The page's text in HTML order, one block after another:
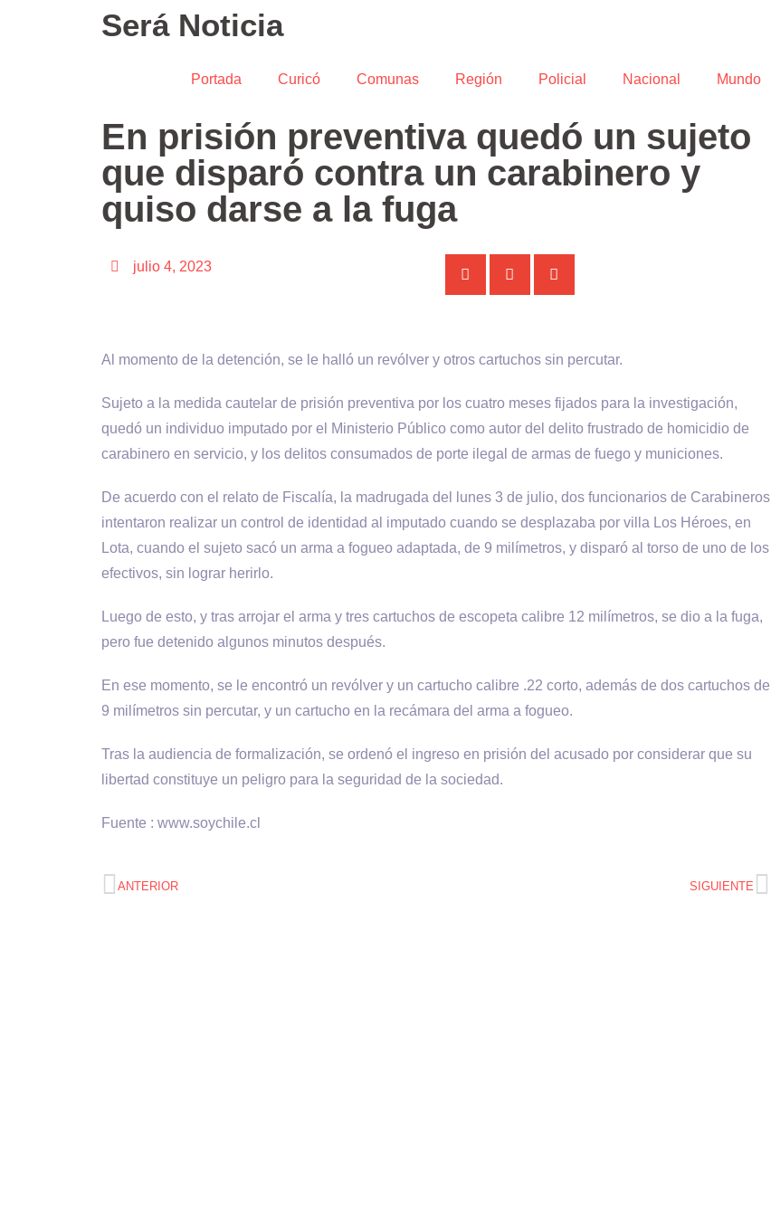
Será Noticia
Portada Curicó Comunas Región Policial Nacional Mundo
En prisión preventiva quedó un sujeto
que disparó contra un carabinero y
quiso darse a la fuga
julio 4, 2023
Al momento de la detención, se le halló un revólver y otros cartuchos sin percutar.
Sujeto a la medida cautelar de prisión preventiva por los cuatro meses fijados para la investigación,
quedó un individuo imputado por el Ministerio Público como autor del delito frustrado de homicidio de
carabinero en servicio, y los delitos consumados de porte ilegal de armas de fuego y municiones.
De acuerdo con el relato de Fiscalía, la madrugada del lunes 3 de julio, dos funcionarios de Carabineros
intentaron realizar un control de identidad al imputado cuando se desplazaba por villa Los Héroes, en
Lota, cuando el sujeto sacó un arma a fogueo adaptada, de 9 milímetros, y disparó al torso de uno de los
efectivos, sin lograr herirlo.
Luego de esto, y tras arrojar el arma y tres cartuchos de escopeta calibre 12 milímetros, se dio a la fuga,
pero fue detenido algunos minutos después.
En ese momento, se le encontró un revólver y un cartucho calibre .22 corto, además de dos cartuchos de
9 milímetros sin percutar, y un cartucho en la recámara del arma a fogueo.
Tras la audiencia de formalización, se ordenó el ingreso en prisión del acusado por considerar que su
libertad constituye un peligro para la seguridad de la sociedad.
Fuente : www.soychile.cl
ANTERIOR SIGUIENTE